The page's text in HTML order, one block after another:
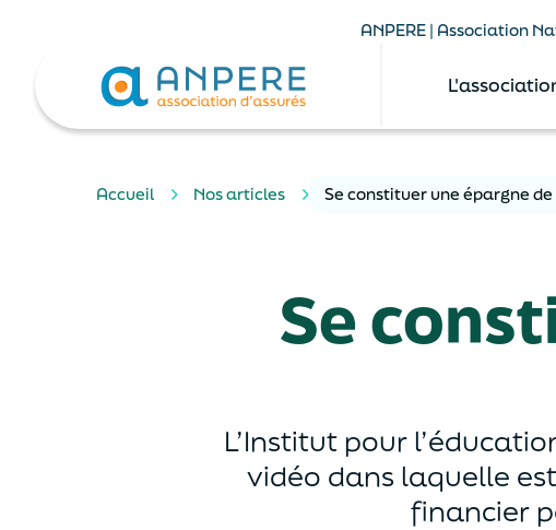
ANPERE | Association
Accueil Nos articles Se constituer une épargne
Se
L’Institut pour
vidéo dans laquelle
financier